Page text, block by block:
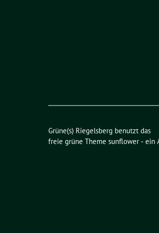
Grüne(s) Riegelsberg benutzt das
freie grüne Theme sunflower ‐ ein